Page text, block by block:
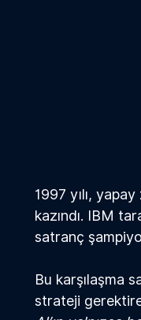
1997 yılı, yapay
kazındı. IBM
satranç
Bu karşılaşma
strateji